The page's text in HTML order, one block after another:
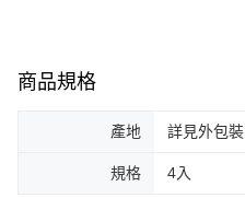
商品規格
產地 詳見外包裝
規格 4入